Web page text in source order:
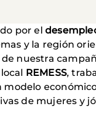
por el
y la región
nuestra
REMESS,
modelo
de mujeres y